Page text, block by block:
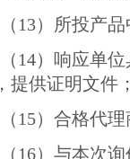
（13）所投产
（14）响应单
，提供证明文件
（ 15）合格代
（16）与本次